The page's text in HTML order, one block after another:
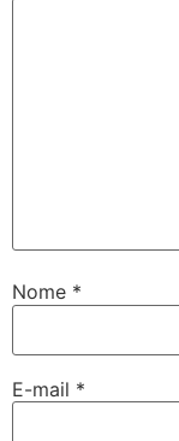
Nome *
E-mail *